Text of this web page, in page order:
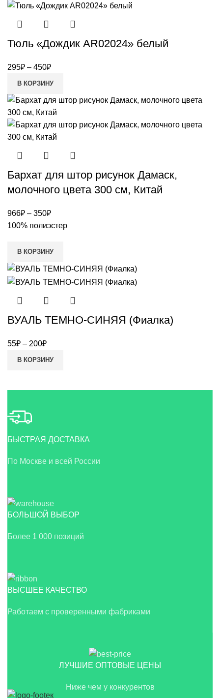
Тюль «Дождик AR02024» белый
295₽ – 450₽
В КОРЗИНУ
Бархат для штор рисунок Дамаск,
молочного цвета 300 см, Китай
966₽ – 350₽
100% полиэстер
В КОРЗИНУ
ВУАЛЬ ТЕМНО-СИНЯЯ (Фиалка)
55₽ – 200₽
В КОРЗИНУ
БЫСТРАЯ ДОСТАВКА
По Москве и всей России
БОЛЬШОЙ ВЫБОР
Более 1 000 позиций
ВЫСШЕЕ КАЧЕСТВО
Работаем с проверенными фабриками
ЛУЧШИЕ ОПТОВЫЕ ЦЕНЫ
Ниже чем у конкурентов